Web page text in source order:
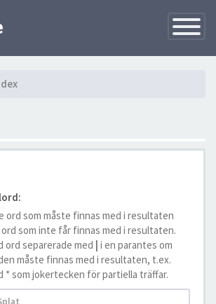
Toggle
ord som måste finnas med i resultaten
som inte får finnas med i resultaten.
ord separerade med | i en parantes om
måste finnas med i resultaten, t.ex.
* som jokertecken för partiella träffar.